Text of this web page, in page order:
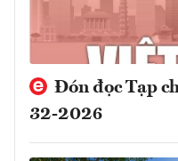
Đón đọc Tạp
32-2026